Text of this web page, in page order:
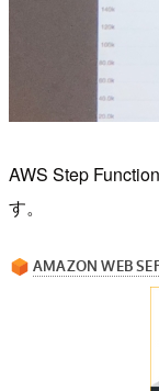
AWS Step
す。